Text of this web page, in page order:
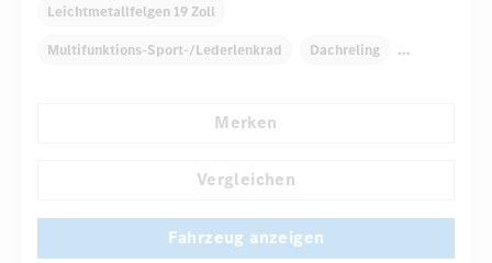
Leichtmetallfelgen 19 Zoll
Multifunktions-Sport-/Lederlenkrad Dachreling
Laderaumabdeckung
Merken
Vergleichen
Fahrzeug anzeigen